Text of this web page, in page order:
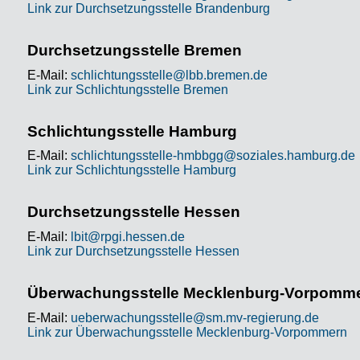
Link zur Durchsetzungsstelle Brandenburg
Durchsetzungsstelle Bremen
E-Mail: schlichtungsstelle@lbb.bremen.de
Link zur Schlichtungsstelle Bremen
Schlichtungsstelle Hamburg
E-Mail: schlichtungsstelle-hmbbgg@soziales.hamburg.de
Link zur Schlichtungsstelle Hamburg
Durchsetzungsstelle Hessen
E-Mail:
lbit@rpgi.hessen.de
Link zur Durchsetzungsstelle Hessen
Überwachungsstelle Mecklenburg-
E-Mail: ueberwachungsstelle@sm.mv-regierung.de
Link zur Überwachungsstelle Mecklenburg-Vorpommern